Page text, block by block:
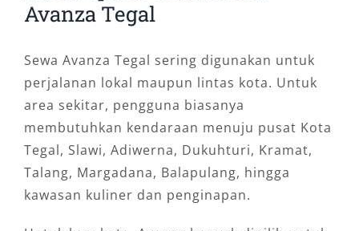
Avanza Tegal
Sewa Avanza Tegal sering digunakan untuk
perjalanan lokal maupun lintas kota. Untuk
area sekitar, pengguna biasanya
membutuhkan kendaraan menuju pusat Kota
Tegal, Slawi, Adiwerna, Dukuhturi, Kramat,
Talang, Margadana, Balapulang, hingga
kawasan kuliner dan penginapan.